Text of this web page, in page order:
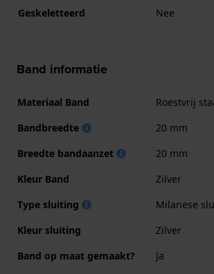
Geskeletteerd
Nee
Band informatie
Materiaal Band
Roestvrij
Bandbreedte
20 mm
Breedte bandaanzet
20 mm
Kleur Band
Zilver
Type sluiting
Milanese
Kleur sluiting
Zilver
Band op maat gemaakt?
Ja